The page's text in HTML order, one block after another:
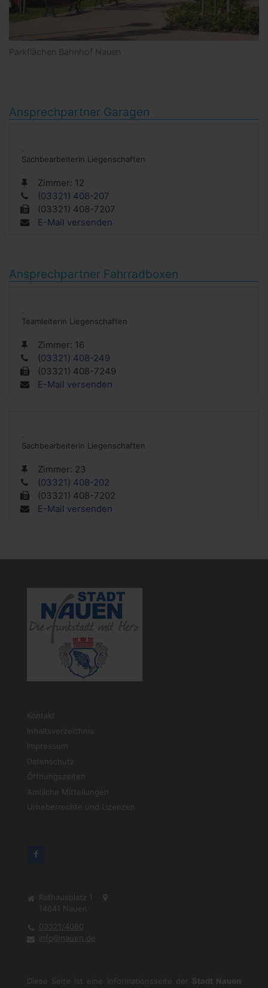
Parkflächen Bahnhof Nauen
Ansprechpartner Garagen
.
Sachbearbeiterin Liegenschaften
Zimmer: 12
(03321) 408-207
(03321) 408-7207
E-Mail versenden
Ansprechpartner Fahrradboxen
.
Teamleiterin Liegenschaften
Zimmer: 16
(03321) 408-249
(03321) 408-7249
E-Mail versenden
.
Sachbearbeiterin Liegenschaften
Zimmer: 23
(03321) 408-202
(03321) 408-7202
E-Mail versenden
Kontakt
Inhaltsverzeichnis
Impressum
Datenschutz
Öffnungszeiten
Amtliche Mitteilungen
Urheberrechte und Lizenzen
Rathausplatz 1
14641
Nauen
03321/4080
info@nauen.de
Diese Seite ist eine Informationsseite der Stadt Nauen